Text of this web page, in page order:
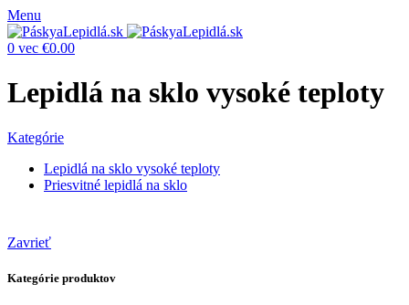
Menu
0 vec €0.00
Lepidlá na sklo vysoké teploty
Kategórie
Lepidlá na sklo vysoké teploty
Priesvitné lepidlá na sklo
Zavrieť
Kategórie produktov